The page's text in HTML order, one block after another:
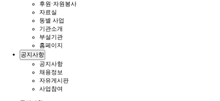
후원·자원봉사
자료실
동별 사업
기관소개
부설기관
홈페이지
공지사항
공지사항
채용정보
자유게시판
사업참여